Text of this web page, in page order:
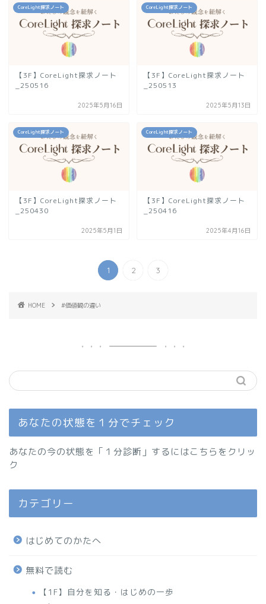
CoreLight探求ノート
【3F】CoreLight探求ノート
_250516
2025年5月16日
CoreLight探求ノート
【3F】CoreLight探求ノート
_250513
2025年5月13日
CoreLight探求ノート
【3F】CoreLight探求ノート
_250430
2025年5月1日
CoreLight探求ノート
【3F】CoreLight探求ノート
_250416
2025年4月16日
1 2 3
HOME #価値観の違い
あなたの状態を１分でチェック
あなたの今の状態を「１分診断」するにはこちらをクリッ
ク
カテゴリー
はじめてのかたへ
無料で読む
【1F】自分を知る・はじめの一歩